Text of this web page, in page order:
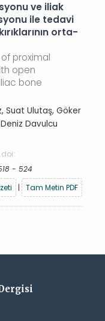
ve iliak
ile tedavi
orta-
proximal
open
bone
Suat Ulutaş, Göker
Davulcu
doi:
- 524
| Tam Metin PDF